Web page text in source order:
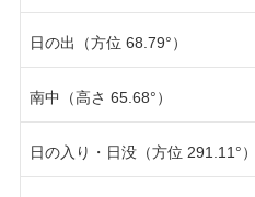
日の出（方位 68.79°）
南中（高さ 65.68°）
日の入り・日没（方位 291.11°）